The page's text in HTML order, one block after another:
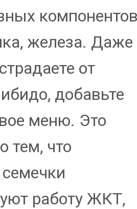
железа. Даже
от
добавьте
меню. Это
тем, что
работу ЖКТ,